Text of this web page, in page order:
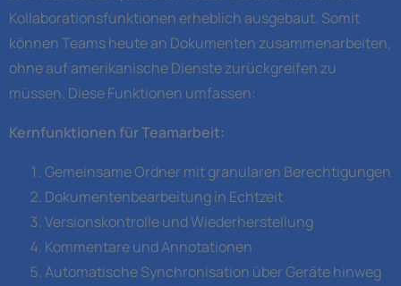
Kollaborationsfunktionen erheblich ausgebaut. Somit
können Teams heute an Dokumenten zusammenarbeiten,
ohne auf amerikanische Dienste zurückgreifen zu
müssen. Diese Funktionen umfassen:
Kernfunktionen für Teamarbeit:
Gemeinsame Ordner mit granularen Berechtigungen
Dokumentenbearbeitung in Echtzeit
Versionskontrolle und Wiederherstellung
Kommentare und Annotationen
Automatische Synchronisation über Geräte hinweg